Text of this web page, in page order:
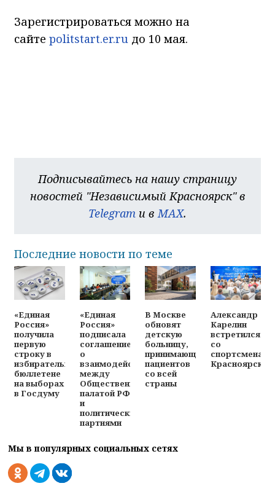
Зарегистрироваться можно на
сайте politstart.er.ru до 10 мая.
Подписывайтесь на нашу страницу
новостей "Независимый Красноярск" в
Telegram и в MAX.
Последние новости по теме
«Единая
Россия»
получила
первую
строку в
избирательном
бюллетене
на выборах
в Госдуму
«Единая
Россия»
подписала
соглашение
о
взаимодействии
между
Общественной
палатой РФ
и
политическими
партиями
В Москве
обновят
детскую
больницу,
принимающую
пациентов
со всей
страны
Александр
Карелин
встретился
со
спортсменами
Красноярска
Мы в популярных социальных сетях